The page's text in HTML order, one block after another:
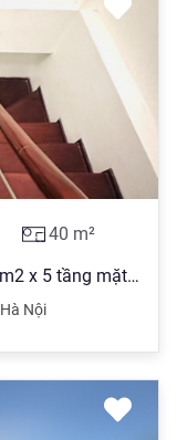
40 m²
Bán nhà Ngõ 73 Giang Văn Minh 40m2 x 5 tầng mặt tiền 5m 7.7 tỷ Ba Đình
Hà Nội